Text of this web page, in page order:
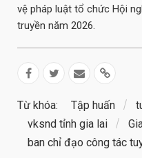
vệ pháp luật tổ chức Hội
truyền năm 2026.
Từ khóa: Tập huấn
vksnd tỉnh gia lai
ban chỉ đạo công tác